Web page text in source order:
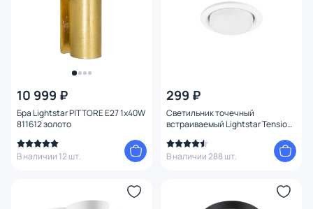
10 999 ₽
Бра Lightstar PITTORE E27 1х40W
811612 золото
В наличии 12 шт.
299 ₽
Светильник точечный
встраиваемый Lightstar Tensio
В наличии 288 шт.